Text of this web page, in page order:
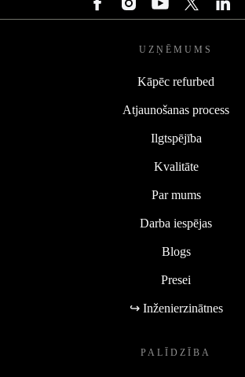
UZŅĒMUMS
Kāpēc refurbed
Atjaunošanas process
Ilgtspējība
Kvalitāte
Par mums
Darba iespējas
Blogs
Presei
↪ Inženierzinātnes
PALĪDZĪBA